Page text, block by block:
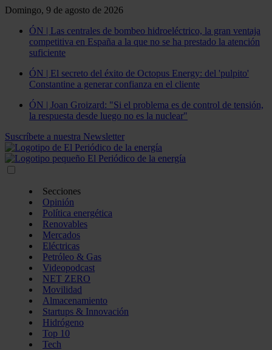
Domingo, 9 de agosto de 2026
ÓN | Las centrales de bombeo hidroeléctrico, la gran ventaja
competitiva en España a la que no se ha prestado la atención
suficiente
ÓN | El secreto del éxito de Octopus Energy: del 'pulpito'
Constantine a generar confianza en el cliente
ÓN | Joan Groizard: "Si el problema es de control de tensión,
la respuesta desde luego no es la nuclear"
Suscríbete a nuestra Newsletter
Secciones
Opinión
Política energética
Renovables
Mercados
Eléctricas
Petróleo & Gas
Videopodcast
NET ZERO
Movilidad
Almacenamiento
Startups & Innovación
Hidrógeno
Top 10
Tech